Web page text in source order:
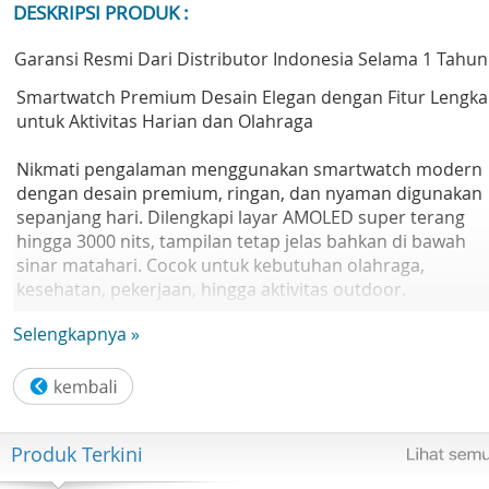
DESKRIPSI PRODUK :
Garansi Resmi Dari Distributor Indonesia Selama 1 Tahun
Smartwatch Premium Desain Elegan dengan Fitur
untuk Aktivitas Harian dan Olahraga
Nikmati pengalaman menggunakan smartwatch modern
dengan desain premium, ringan, dan nyaman digunakan
sepanjang hari. Dilengkapi layar AMOLED super terang
hingga 3000 nits, tampilan tetap jelas bahkan di bawah
sinar matahari. Cocok untuk kebutuhan olahraga,
kesehatan, pekerjaan, hingga aktivitas outdoor.
Keunggulan Utama:
Layar AMOLED 1.92 inci dengan resolusi 480 × 408 piksel
dan tampilan tajam.
Tingkat kecerahan hingga 3000 nits untuk visibilitas
maksimal.
Desain premium dengan Titanium Alloy Bezel dan
Selengkapnya »
Produk Terkini